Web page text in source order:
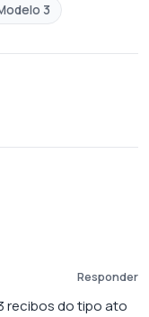
3
Responder
recibos do tipo ato